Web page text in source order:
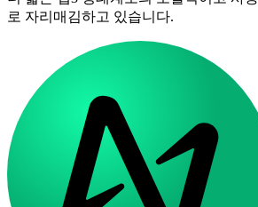
로 자리매김하고 있습니다.